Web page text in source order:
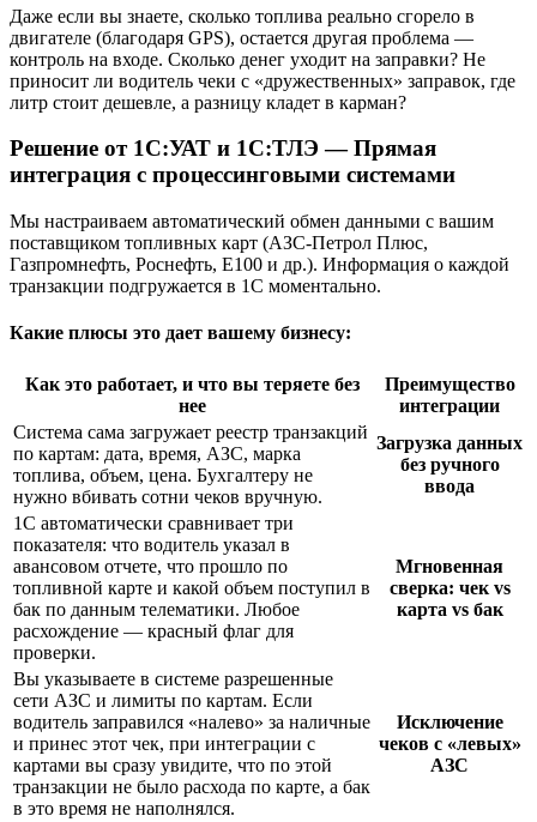
Даже если вы знаете, сколько топлива реально сгорело в
двигателе (благодаря GPS), остается другая проблема —
контроль на входе. Сколько денег уходит на заправки? Не
приносит ли водитель чеки с «дружественных» заправок, где
литр стоит дешевле, а разницу кладет в карман?
Решение от 1С:УАТ и 1С:ТЛЭ — Прямая
интеграция с процессинговыми системами
Мы настраиваем автоматический обмен данными с вашим
поставщиком топливных карт (АЗС-Петрол Плюс,
Газпромнефть, Роснефть, E100 и др.). Информация о каждой
транзакции подгружается в 1С моментально.
Какие плюсы это дает вашему бизнесу:
Как это работает, и что вы теряете без
нее
Преимущество
интеграции
Система сама загружает реестр транзакций
по картам: дата, время, АЗС, марка
топлива, объем, цена. Бухгалтеру не
нужно вбивать сотни чеков вручную.
Загрузка данных
без ручного
ввода
1С автоматически сравнивает три
показателя: что водитель указал в
авансовом отчете, что прошло по
топливной карте и какой объем поступил в
бак по данным телематики. Любое
расхождение — красный флаг для
проверки.
Мгновенная
сверка: чек vs
карта vs бак
Вы указываете в системе разрешенные
сети АЗС и лимиты по картам. Если
водитель заправился «налево» за наличные
и принес этот чек, при интеграции с
картами вы сразу увидите, что по этой
транзакции не было расхода по карте, а бак
в это время не наполнялся.
Исключение
чеков с «левых»
АЗС